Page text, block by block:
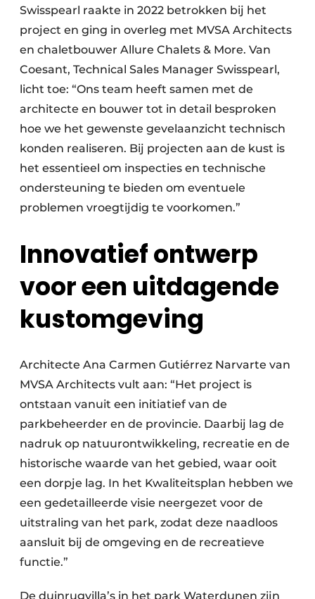
Swisspearl raakte in 2022 betrokken bij het
project en ging in overleg met MVSA Architects
en chaletbouwer Allure Chalets & More. Van
Coesant, Technical Sales Manager Swisspearl,
licht toe: “Ons team heeft samen met de
architecte en bouwer tot in detail besproken
hoe we het gewenste gevelaanzicht technisch
konden realiseren. Bij projecten aan de kust is
het essentieel om inspecties en technische
ondersteuning te bieden om eventuele
problemen vroegtijdig te voorkomen.”
Innovatief ontwerp
voor een uitdagende
kustomgeving
Architecte Ana Carmen Gutiérrez Narvarte van
MVSA Architects vult aan: “Het project is
ontstaan vanuit een initiatief van de
parkbeheerder en de provincie. Daarbij lag de
nadruk op natuurontwikkeling, recreatie en de
historische waarde van het gebied, waar ooit
een dorpje lag. In het Kwaliteitsplan hebben we
een gedetailleerde visie neergezet voor de
uitstraling van het park, zodat deze naadloos
aansluit bij de omgeving en de recreatieve
functie.”
De duinrugvilla’s in het park Waterdunen zijn